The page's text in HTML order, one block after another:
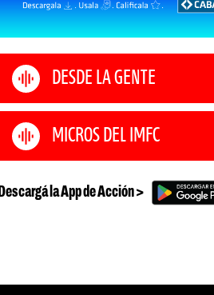
DESDE LA GENTE
MICROS DEL IMFC
Descargá la App de Acción >